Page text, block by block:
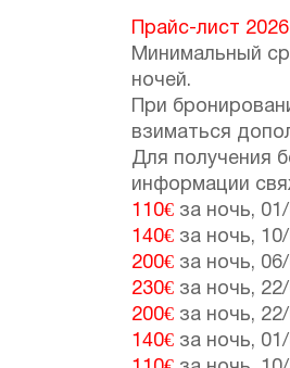
Прайс-лист 2026
Минимальный
ночей.
При
взиматься
Для получения
информации
110€ за ночь,
140€ за ночь,
200€ за ночь,
230€ за ночь,
200€ за ночь,
140€ за ночь,